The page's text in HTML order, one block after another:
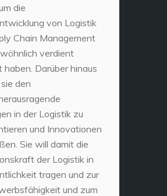
die
von Logistik
Chain Management
verdient
haben. Darüber hinaus
den
in der Logistik zu
und Innovationen
Sie will damit die
der Logistik in
tragen und zur
und zum